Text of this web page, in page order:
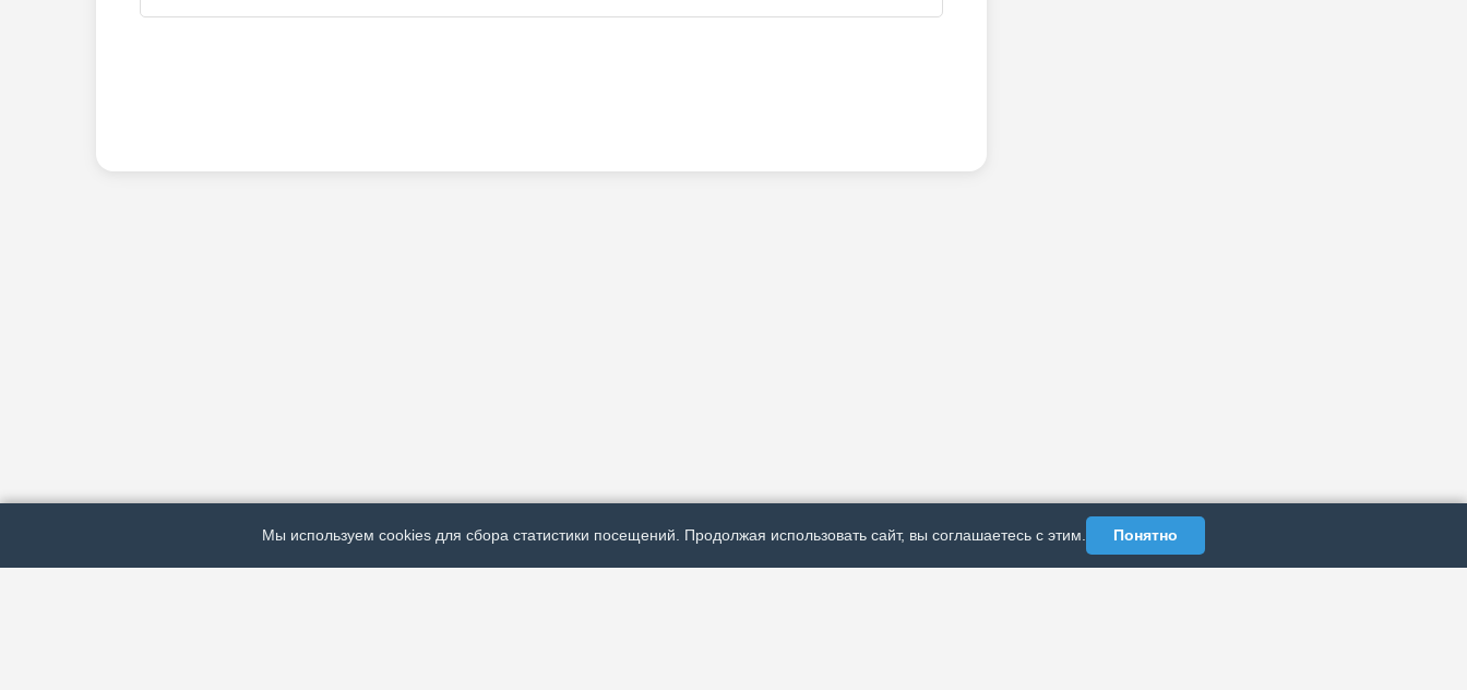
Мы используем cookies для сбора статистики посещений. Продолжая использовать сайт, вы соглашаетесь с этим. Понятно